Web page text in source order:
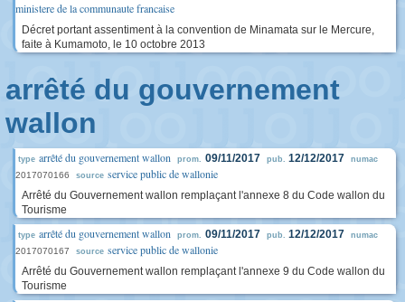
ministere de la communaute francaise
Décret portant assentiment à la convention de Minamata sur le Mercure,
faite à Kumamoto, le 10 octobre 2013
arrêté du gouvernement
wallon
type arrêté du gouvernement wallon prom. 09/11/2017 pub. 12/12/2017 numac
2017070166 source service public de wallonie
Arrêté du Gouvernement wallon remplaçant l'annexe 8 du Code wallon du
Tourisme
type arrêté du gouvernement wallon prom. 09/11/2017 pub. 12/12/2017 numac
2017070167 source service public de wallonie
Arrêté du Gouvernement wallon remplaçant l'annexe 9 du Code wallon du
Tourisme